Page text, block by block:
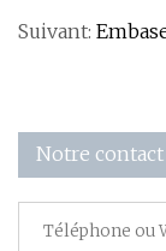
Suivant:
Notre contact